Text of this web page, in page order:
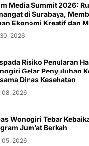
Media Summit 2026:
di Surabaya,
Ekonomi Kreatif dan
2026
Risiko Penularan
Gelar Penyuluhan
Dinas Kesehatan
08, 2026
Wonogiri Tebar
Jum’at Berkah
05, 2026